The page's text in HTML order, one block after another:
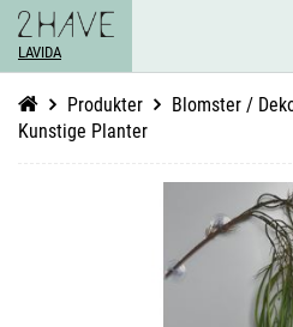
LAVIDA
Produkter
Blomster /
Kunstige Planter